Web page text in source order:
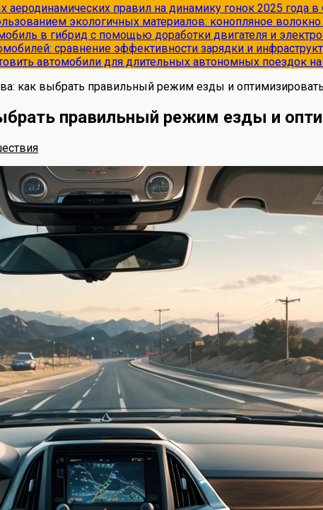
аеродинамических правил на динамику гонок 2025 года
экологичных материалов: конопляное
в гибрид с помощью доработки двигателя и
сравнение эффективности зарядки и
автомобили для длительных автономных поездок на
как выбрать правильный режим езды и
правильный режим езды и